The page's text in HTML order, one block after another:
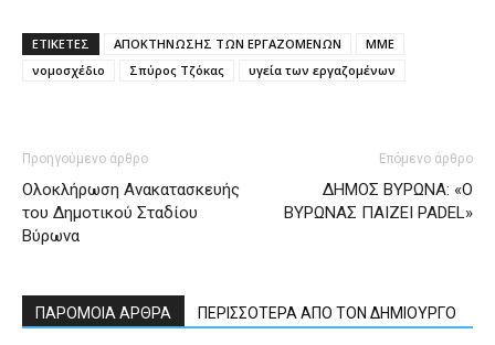
ΕΤΙΚΕΤΕΣ ΑΠΟΚΤΗΝΩΣΗΣ ΤΩΝ ΕΡΓΑΖΟΜΕΝΩΝ
ΜΜΕ
νομοσχέδιο
Σπύρος Τζόκας υγεία των εργαζομένων
Προηγούμενο άρθρο
Ολοκλήρωση Ανακατασκευής
του Δημοτικού Σταδίου
Βύρωνα
Επόμενο άρθρο
ΔΗΜΟΣ ΒΥΡΩΝΑ: «Ο
ΒΥΡΩΝΑΣ ΠΑΙΖΕΙ PADEL»
ΠΑΡΟΜΟΙΑ ΑΡΘΡΑ ΠΕΡΙΣΣΟΤΕΡΑ ΑΠΟ ΤΟΝ ΔΗΜΙΟΥΡΓΟ